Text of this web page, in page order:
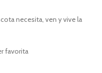
necesita, ven y vive la
favorita